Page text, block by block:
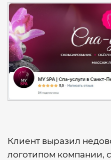
Клиент выразил
логотипом компании,